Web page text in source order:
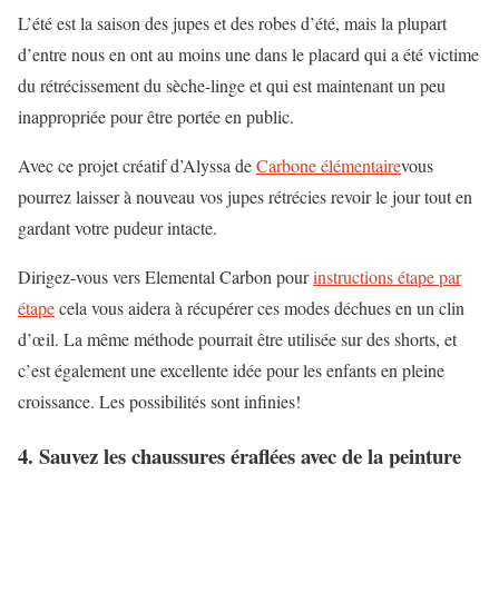
L’été est la saison des jupes et des robes d’été, mais la plupart
d’entre nous en ont au moins une dans le placard qui a été victime
du rétrécissement du sèche-linge et qui est maintenant un peu
inappropriée pour être portée en public.
Avec ce projet créatif d’Alyssa deCarbone élémentairevous
pourrez laisser à nouveau vos jupes rétrécies revoir le jour tout en
gardant votre pudeur intacte.
Dirigez-vous vers Elemental Carbon pourinstructions étape par
étapecela vous aidera à récupérer ces modes déchues en un clin
d’œil. La même méthode pourrait être utilisée sur des shorts, et
c’est également une excellente idée pour les enfants en pleine
croissance. Les possibilités sont infinies!
4. Sauvez les chaussures éraflées avec de la peinture